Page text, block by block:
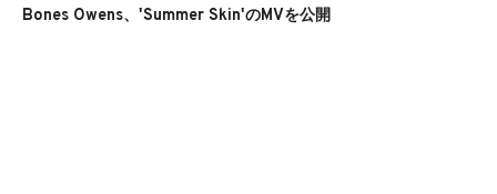
Bones Owens、'Summer Skin'のMVを公開